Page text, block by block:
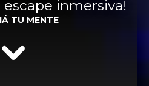
inmersiva!
TU MENTE